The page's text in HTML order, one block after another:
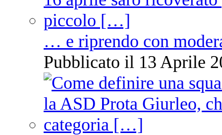
… e riprendo con
Pubblicato il 13 Aprile